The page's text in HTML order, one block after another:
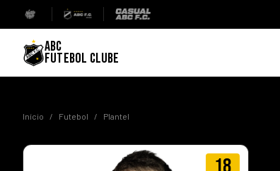
ABC
FUTEBOL CLUBE
Início / Futebol / Plantel